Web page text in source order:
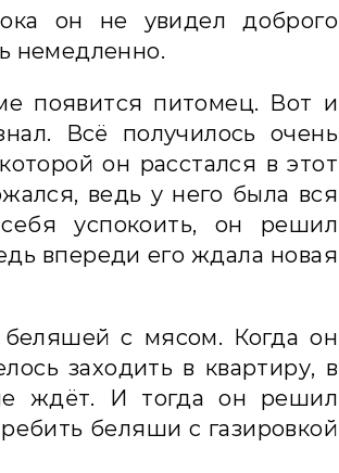
он не увидел доброго
немедленно.
появится питомец. Вот и
Всё получилось очень
он расстался в этот
ведь у него была вся
успокоить, он решил
впереди его ждала новая
беляшей с мясом. Когда он
заходить в квартиру, в
ждёт. И тогда он решил
беляши с газировкой